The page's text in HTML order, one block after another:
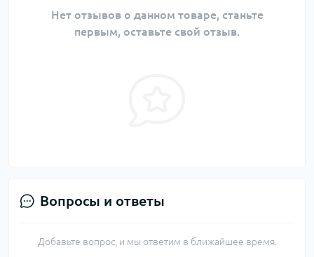
Нет отзывов о данном товаре, станьте
первым, оставьте свой отзыв.
Вопросы и ответы
Добавьте вопрос, и мы ответим в ближайшее время.